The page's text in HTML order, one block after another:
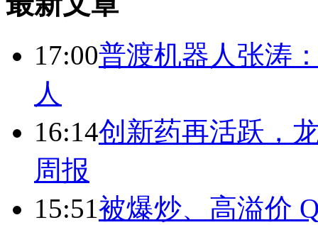
17:00普渡机器人张涛
人
16:14创新药再活跃，
周报
15:51被爆炒、高溢价